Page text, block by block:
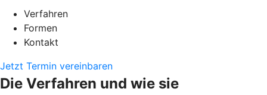
Verfahren
Formen
Kontakt
Jetzt Termin vereinbaren
Die Verfahren und wie sie